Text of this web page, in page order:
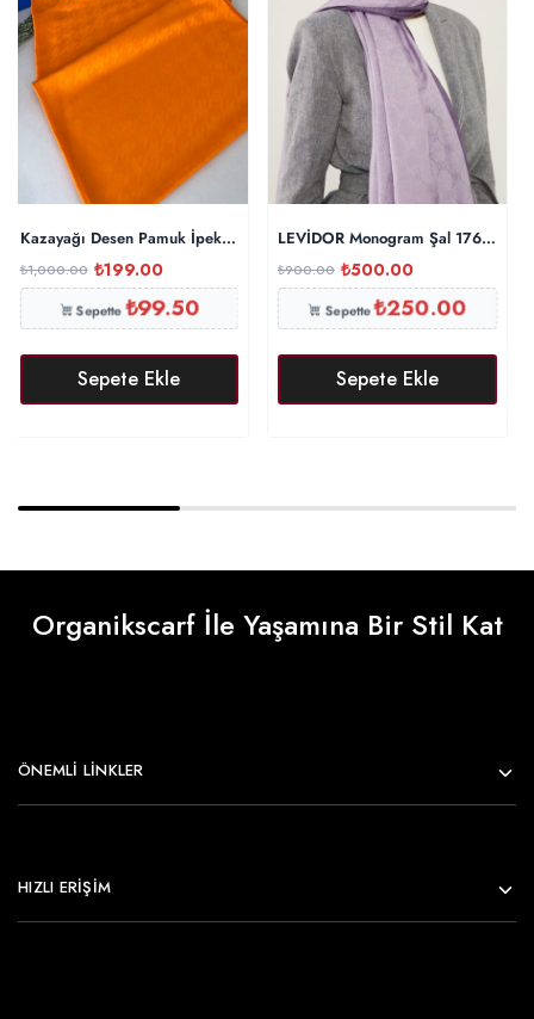
Kazayağı Desen Pamuk İpeksi Şal 44895 – Turuncu
₺1,000.00 ₺199.00
Sepette₺99.50
Sepete Ekle
LEVİDOR Monogram Şal 17657 –
₺900.00 ₺500.00
Sepette₺250.00
Sepete Ekle
Organikscarf İle Yaşamına Bir Stil Kat
ÖNEMLI LINKLER
HIZLI ERİŞİM